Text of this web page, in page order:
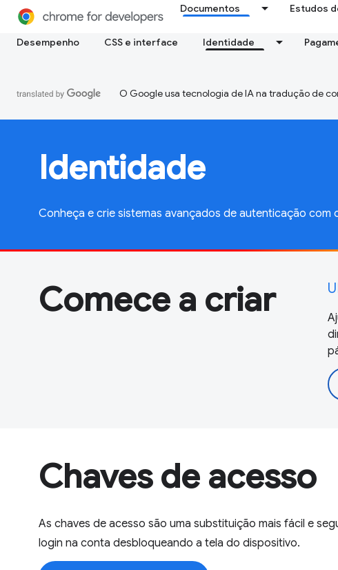
Documentos Estudos
Desempenho CSS e interface Identidade
O Google usa tecnologia de IA na tradução de
Identidade
Conheça e crie sistemas avançados de autenticação com
Comece a criar
Chaves de acesso
As chaves de acesso são uma substituição mais fácil e
login na conta desbloqueando a tela do dispositivo.